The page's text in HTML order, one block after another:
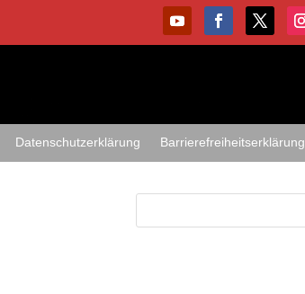
Datenschutzerklärung Barrierefreiheitserklärung